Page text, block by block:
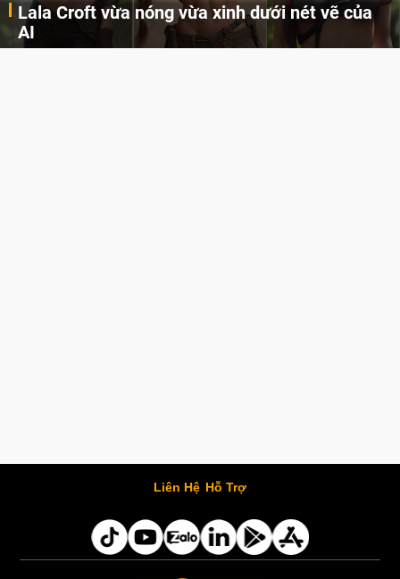
Lala Croft vừa nóng vừa xinh dưới nét vẽ của
AI
Liên Hệ Hỗ Trợ